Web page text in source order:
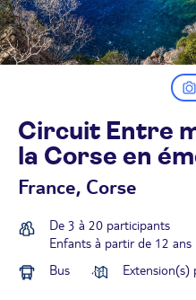
Circuit Entre
la Corse en
France, Corse
De 3 à 20 participants
Enfants à partir de 12 ans
Bus Extension(s)